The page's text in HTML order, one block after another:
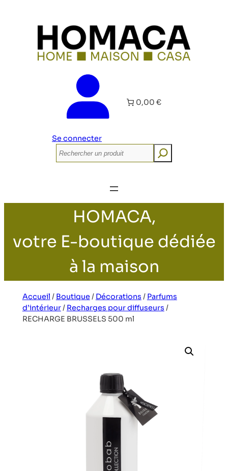
Se connecter
0,00 €
HOMACA,
votre E-boutique dédiée
à la maison
Accueil / Boutique/ Décorations / Parfums
d’intérieur/ Recharges pour diffuseurs /
RECHARGE BRUSSELS 500 ml